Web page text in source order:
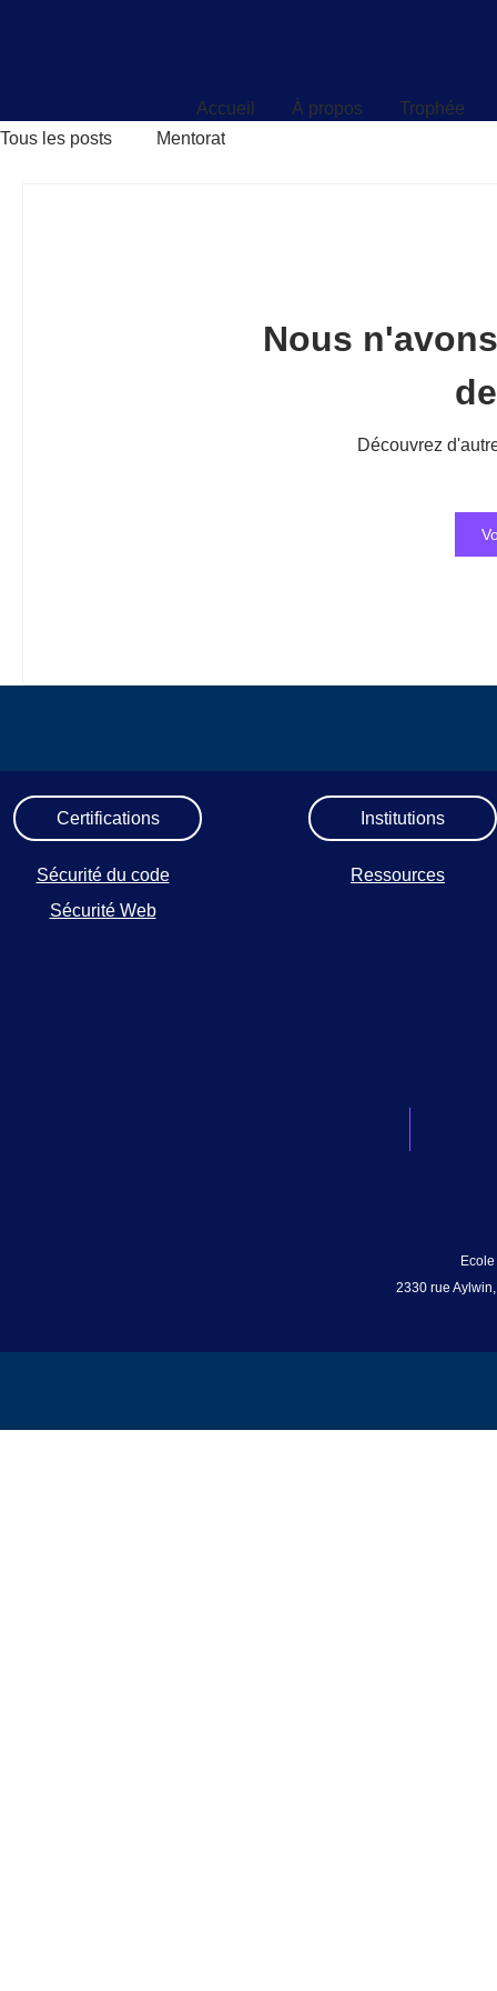
Accueil À propos
Trophée
Tous les posts
Mentorat
Nous
Découvrez
Certifications
Sécurité du code
Sécurité Web
Institutions
Ressources
2330 rue